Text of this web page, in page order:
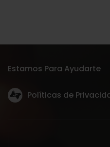
Estamos Para Ayudarte
Políticas de